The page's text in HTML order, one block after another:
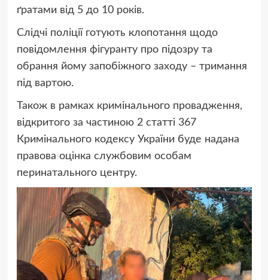
ґратами від 5 до 10 років.
Слідчі поліції готують клопотання щодо
повідомлення фігуранту про підозру та
обрання йому запобіжного заходу – тримання
під вартою.
Також в рамках кримінального провадження,
відкритого за частиною 2 статті 367
Кримінального кодексу України буде надана
правова оцінка службовим особам
перинатального центру.